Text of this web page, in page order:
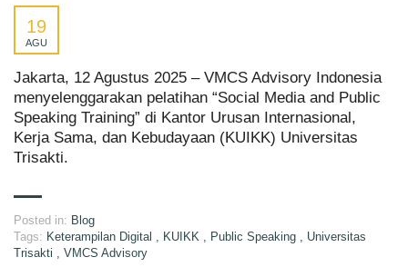
19
AGU
Jakarta, 12 Agustus 2025 – VMCS Advisory Indonesia
menyelenggarakan pelatihan “Social Media and Public
Speaking Training” di Kantor Urusan Internasional,
Kerja Sama, dan Kebudayaan (KUIKK) Universitas
Trisakti.
Posted in: Blog
Tags: Keterampilan Digital , KUIKK , Public Speaking , Universitas
Trisakti , VMCS Advisory